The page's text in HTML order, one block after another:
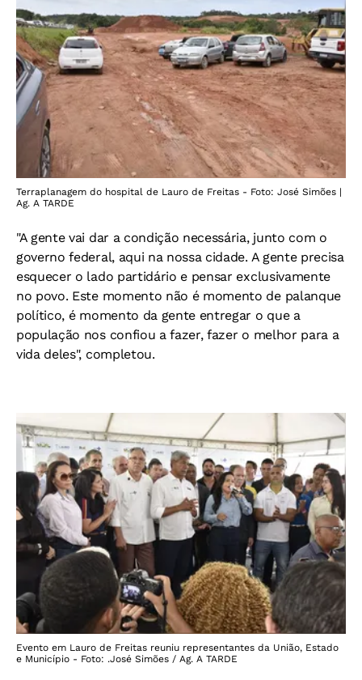
Terraplanagem do hospital de Lauro de Freitas - Foto: José Simões |
Ag. A TARDE
"A gente vai dar a condição necessária, junto com o
governo federal, aqui na nossa cidade. A gente precisa
esquecer o lado partidário e pensar exclusivamente
no povo. Este momento não é momento de palanque
político, é momento da gente entregar o que a
população nos confiou a fazer, fazer o melhor para a
vida deles", completou.
Evento em Lauro de Freitas reuniu representantes da União, Estado
e Município - Foto: .José Simões / Ag. A TARDE